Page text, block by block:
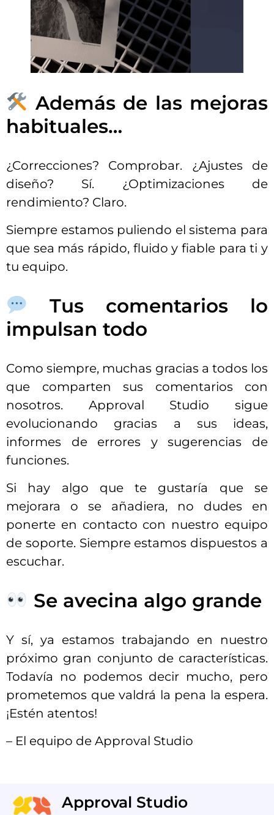
Además de las mejoras
habituales…
¿Correcciones? Comprobar. ¿Ajustes de
diseño? Sí. ¿Optimizaciones de
rendimiento? Claro.
Siempre estamos puliendo el sistema para
que sea más rápido, fluido y fiable para ti y
tu equipo.
Tus comentarios lo
impulsan todo
Como siempre, muchas gracias a todos los
que comparten sus comentarios con
nosotros. Approval Studio sigue
evolucionando gracias a sus ideas,
informes de errores y sugerencias de
funciones.
Si hay algo que te gustaría que se
mejorara o se añadiera, no dudes en
ponerte en contacto con nuestro equipo
de soporte. Siempre estamos dispuestos a
escuchar.
Se avecina algo grande
Y sí, ya estamos trabajando en nuestro
próximo gran conjunto de características.
Todavía no podemos decir mucho, pero
prometemos que valdrá la pena la espera.
¡Estén atentos!
– El equipo de Approval Studio
Approval Studio